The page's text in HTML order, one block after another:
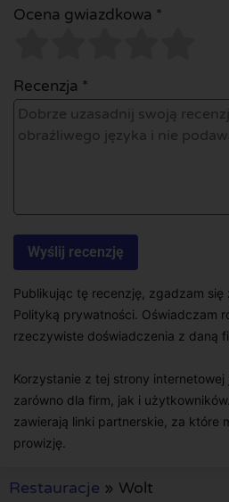
Ocena gwiazdkowa *
Recenzja *
Publikując tę recenzję, zgadzam się
Polityką prywatności. Oświadczam
rzeczywiste doświadczenia z daną
Korzystanie z tej strony internetowej
zarówno dla firm, jak i
zawierają linki partnerskie, za które
prowizję.
Restauracje » Wolt